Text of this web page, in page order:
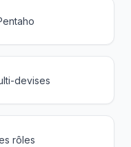
devises
rôles